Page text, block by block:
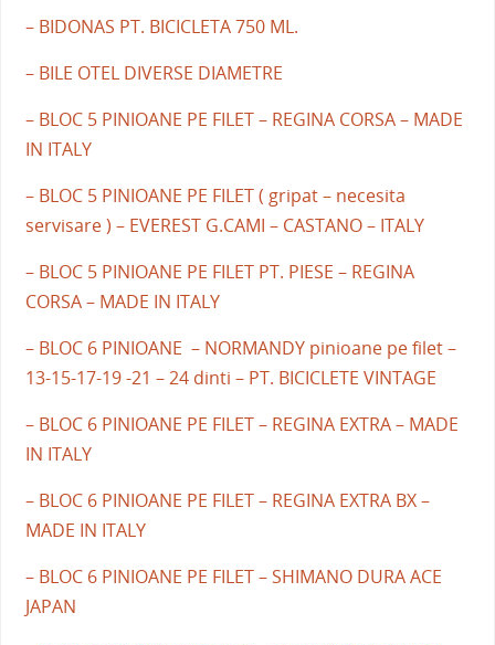
– BIDONAS PT. BICICLETA 750 ML.
– BILE OTEL DIVERSE DIAMETRE
– BLOC 5 PINIOANE PE FILET – REGINA CORSA – MADE
IN ITALY
– BLOC 5 PINIOANE PE FILET ( gripat – necesita
servisare ) – EVEREST G.CAMI – CASTANO – ITALY
– BLOC 5 PINIOANE PE FILET PT. PIESE – REGINA
CORSA – MADE IN ITALY
– BLOC 6 PINIOANE – NORMANDY pinioane pe filet –
13-15-17-19 -21 – 24 dinti – PT. BICICLETE VINTAGE
– BLOC 6 PINIOANE PE FILET – REGINA EXTRA – MADE
IN ITALY
– BLOC 6 PINIOANE PE FILET – REGINA EXTRA BX –
MADE IN ITALY
– BLOC 6 PINIOANE PE FILET – SHIMANO DURA ACE
JAPAN